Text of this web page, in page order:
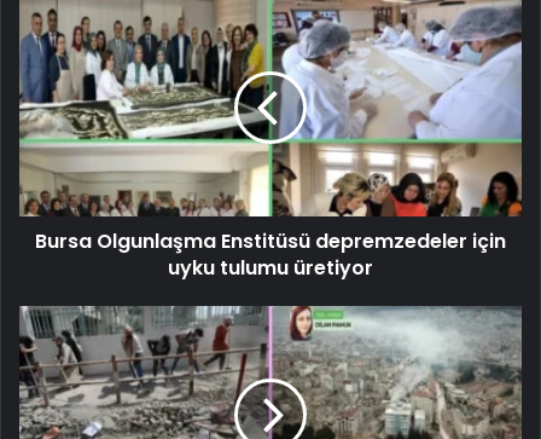
Bursa Olgunlaşma Enstitüsü depremzedeler için
uyku tulumu üretiyor